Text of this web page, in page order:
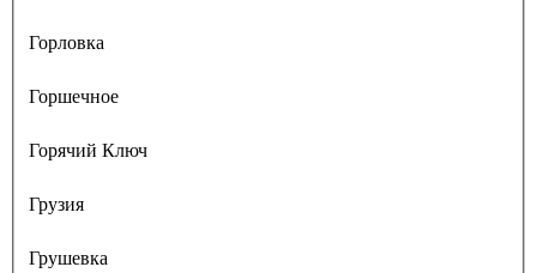
Горловка
Горшечное
Горячий Ключ
Грузия
Грушевка